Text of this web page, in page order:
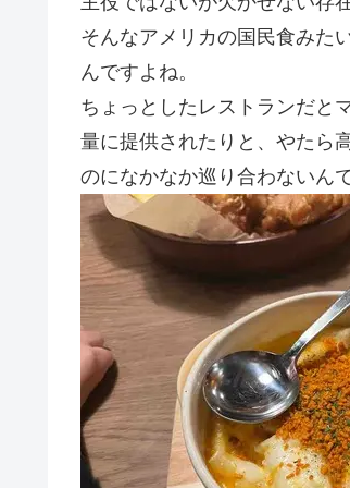
そんなアメリカの国民食みた
んですよね。
ちょっとしたレストランだと
量に提供されたりと、やたら
のになかなか巡り合わないん